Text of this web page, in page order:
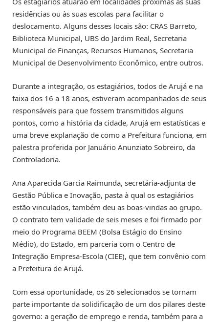
residências ou às suas escolas para facilitar o
deslocamento. Alguns desses locais são: CRAS Barreto,
Biblioteca Municipal, UBS do Jardim Real, Secretaria
Municipal de Finanças, Recursos Humanos, Secretaria
Municipal de Desenvolvimento Econômico, entre outros.
Durante a integração, os estagiários, todos de Arujá e na
faixa dos 16 a 18 anos, estiveram acompanhados de seus
responsáveis para que fossem transmitidos alguns
pontos, como a história da cidade, Arujá em estatísticas e
uma breve explanação de como a Prefeitura funciona, em
palestra proferida por Januário Anunziato Sobreiro, da
Controladoria.
Ana Aparecida Garcia Raimunda, secretária-adjunta de
Gestão Pública e Inovação, pasta à qual os estagiários
estão vinculados, também deu as boas-vindas ao grupo.
O contrato tem validade de seis meses e foi firmado por
meio do Programa BEEM (Bolsa Estágio do Ensino
Médio), do Estado, em parceria com o Centro de
Integração Empresa-Escola (CIEE), que tem convênio com
a Prefeitura de Arujá.
Com essa oportunidade, os 26 selecionados se tornam
parte importante da solidificação de um dos pilares deste
governo: a geração de emprego e renda, também para a